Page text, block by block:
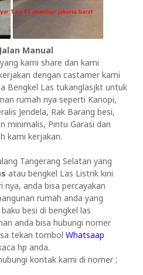
Manual
yang kami share dan kami
dengan castamer kami
Bengkel Las tukanglasjkt untuk
rumah nya seperti Kanopi,
Jendela, Rak Barang besi,
minimalis, Pintu Garasi dan
kami kerjakan.
Tangerang Selatan yang
atau bengkel Las Listrik kini
anda bisa percayakan
rumah anda yang
besi di bengkel las
anda bisa hubungi nomer
tekan tombol Whatsaap
hp anda.
kontak kami di nomer ;